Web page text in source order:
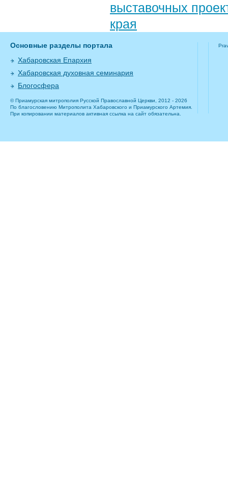
выставочных
края
Основные разделы портала
Хабаровская Епархия
Хабаровская духовная семинария
Блогосфера
© Приамурская митрополия Русской Православной Церкви, 2012 - 2026
По благословению Митрополита Хабаровского и Приамурского Артемия.
При копировании материалов активная ссылка на сайт обязательна.